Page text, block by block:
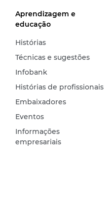
Aprendizagem e
educação
Histórias
Técnicas e sugestões
Infobank
Histórias de profissionais
Embaixadores
Eventos
Informações
empresariais